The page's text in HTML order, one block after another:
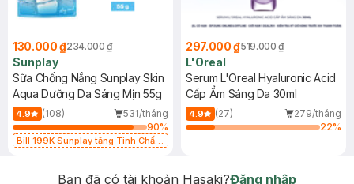
130.000 ₫234.000 ₫
Sunplay
Sữa Chống Nắng Sunplay Skin
Aqua Dưỡng Da Sáng Mịn 55g
4.9 (108)
531/tháng
90%
Bill 199K Sunplay tặng Tinh Chất
297.000 ₫519.000 ₫
L'Oreal
Serum L'Oreal Hyaluronic Acid
Cấp Ẩm Sáng Da 30ml
4.9 (27)
279/tháng
22%
Bạn đã có tài khoản Hasaki?Đăng nhập